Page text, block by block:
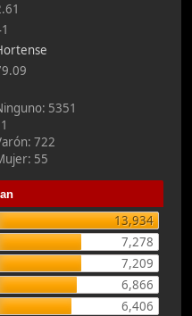
5351
722
55
13,934
7,278
7,209
6,866
6,406